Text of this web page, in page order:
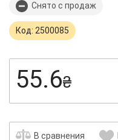
Снято с продаж
Код: 2500085
55.6₴
В сравнения